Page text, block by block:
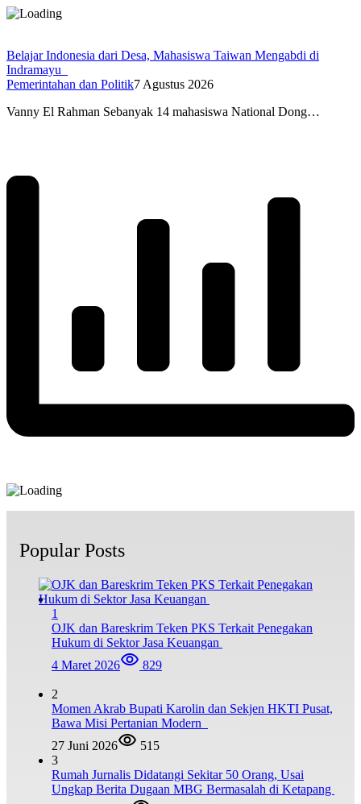
Belajar Indonesia dari Desa, Mahasiswa Taiwan Mengabdi di
Indramayu
Pemerintahan dan Politik7 Agustus 2026
Vanny El Rahman Sebanyak 14 mahasiswa National Dong…
Popular Posts
1
OJK dan Bareskrim Teken PKS Terkait Penegakan
Hukum di Sektor Jasa Keuangan
4 Maret 2026
829
2
Momen Akrab Bupati Karolin dan Sekjen HKTI Pusat,
Bawa Misi Pertanian Modern
27 Juni 2026
515
3
Rumah Jurnalis Didatangi Sekitar 50 Orang, Usai
Ungkap Berita Dugaan MBG Bermasalah di Ketapang